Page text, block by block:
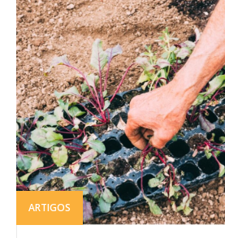
ARTIGOS